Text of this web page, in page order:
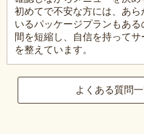
初めてで不安な方には、あ
いるパッケージプランもあ
間を短縮し、自信を持って
を整えています。
よくある質問